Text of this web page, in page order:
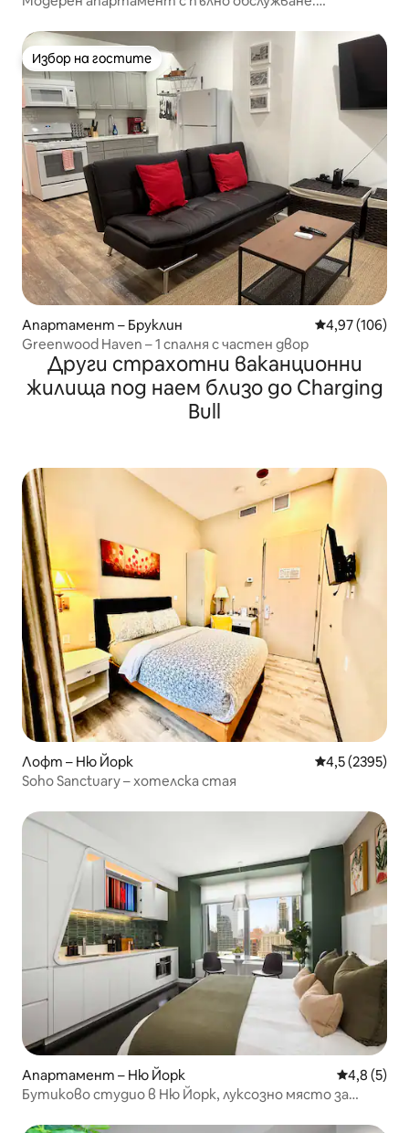
местоположение
Избор на гостите
Избор на гостите
Апартамент – Бруклин Средна
4,97 (106)
Greenwood Haven – 1 спалня с частен двор
Други страхотни ваканционни
жилища под наем близо до Charging
Bull
Лофт – Ню Йорк Средна
4,5 (2395)
Soho Sanctuary – хотелска стая
Апартамент – Ню Йорк Средна
4,8 (5)
Бутиково студио в Ню Йорк, луксозно място за